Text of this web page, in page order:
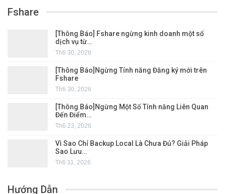
Fshare
[Thông Báo] Fshare ngừng kinh doanh một số
dịch vụ từ…
Th6 30, 2026
[Thông Báo]Ngừng Tính năng Đăng ký mới trên
Fshare
Th6 30, 2026
[Thông Báo]Ngừng Một Số Tính năng Liên Quan
Đến Điểm…
Th6 23, 2026
Vì Sao Chỉ Backup Local Là Chưa Đủ? Giải Pháp
Sao Lưu…
Th6 11, 2026
Hướng Dẫn